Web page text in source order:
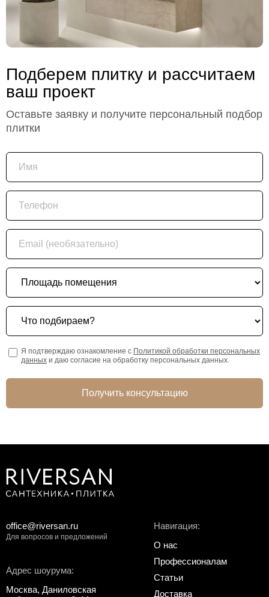
Подберем плитку и рассчитаем
ваш проект
Оставьте заявку и получите персональный подбор
плитки
Имя
Телефон
Email (необязательно)
Площадь помещения
Что подбираем?
Я подтверждаю ознакомление с Политикой обработки персональных
данных и даю согласие на обработку персональных данных.
Получить консультацию
Адрес шоурума:
Москва, Даниловская
Навигация:
О нас
Профессионалам
Статьи
Доставка
office@riversan.ru
Для вопросов и предложений